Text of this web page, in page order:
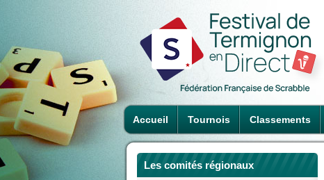
Accueil Tournois Classements
Les comités régionaux